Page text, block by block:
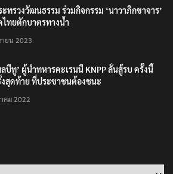
ทรวงวัฒนธรรม ร่วมกิจกรรม ‘นาวาภิกขาจาร’
ไทยตักบาตรทางน้ำ
ยน 2023
บีทู’ ผู้นำทหารคะเรนนี KNPP ลั่นสู้รบ ครั้งนี้
งสุดท้าย ที่ประชาชนต้องชนะ
คม 2022